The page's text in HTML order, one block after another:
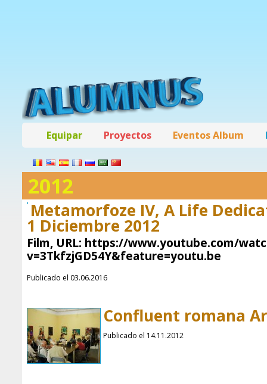
Equipar Proyectos Eventos Album
2012
Metamorfoze IV, A Life
1 Diciembre 2012
Film, URL: https://www.youtube.com/
v=3TkfzjGD54Y&feature=youtu.be
Publicado el 03.06.2016
Confluent romana
Publicado el 14.11.2012